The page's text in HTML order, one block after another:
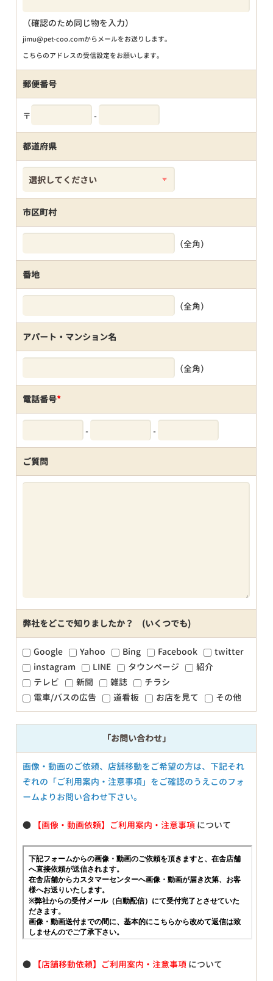
（確認のため同じ物を入力）
jimu@pet-coo.comからメールをお送りします。
こちらのアドレスの受信設定をお願いします。
郵便番号
〒 -
都道府県
市区町村
（全角）
番地
（全角）
アパート・マンション名
（全角）
電話番号*
- -
ご質問
弊社をどこで知りましたか？ (いくつでも)
Google Yahoo Bing Facebook
twitter
instagram
LINE タウンページ
紹介
テレビ
新聞 雑誌
チラシ
電車/バスの広告
道看板 お店を見て その他
「お問い合わせ」
画像・動画のご依頼、店舗移動をご希望の方は、下記それ
ぞれの「ご利用案内・注意事項」をご確認のうえこのフォ
ームよりお問い合わせ下さい。
● 【画像・動画依頼】ご利用案内・注意事項 について
● 【店舗移動依頼】ご利用案内・注意事項 について